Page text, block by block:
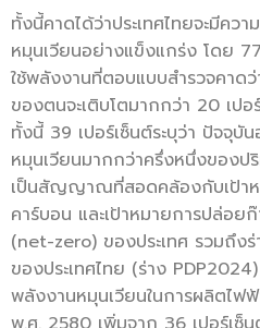
ทั้งนี้คาดได้ว่าประเทศไทยจะมีคว
หมุนเวียนอย่างแข็งแกร่ง โดย
ใช้พลังงานที่ตอบแบบสำรวจคาด
ของตนจะเติบโตมากกว่า 20 เปอ
ทั้งนี้ 39 เปอร์เซ็นต์ระบุว่า ปัจจุบั
หมุนเวียนมากกว่าครึ่งหนึ่งของ
เป็นสัญญาณที่สอดคล้องกับเป้าห
คาร์บอน และเป้าหมายการปล่อย
(net-zero) ของประเทศ รวมถึ
ของประเทศไทย (ร่าง
พลังงานหมุนเวียนในการผลิตไฟฟ้